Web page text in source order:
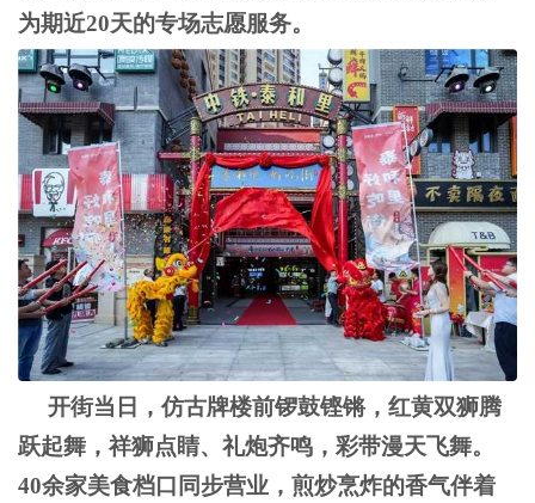
为期近20天的专场志愿服务。
开街当日，仿古牌楼前锣鼓铿锵，红黄双狮腾
跃起舞，祥狮点睛、礼炮齐鸣，彩带漫天飞舞。
40余家美食档口同步营业，煎炒烹炸的香气伴着